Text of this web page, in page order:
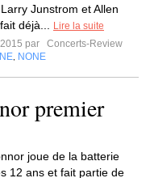
Junstrom et Allen
déjà...
Lire la suite
par
Concerts-Review
NONE
premier
joue de la batterie
12 ans et fait partie de